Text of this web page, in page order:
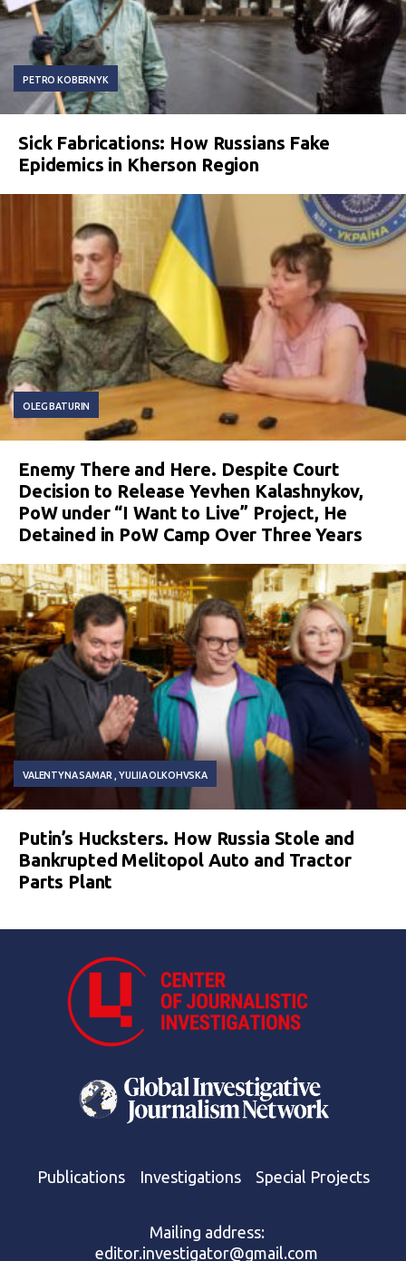
PETRO KOBERNYK
Sick Fabrications: How Russians Fake
Epidemics in Kherson Region
OLEG BATURIN
Enemy There and Here. Despite Court
Decision to Release Yevhen Kalashnykov,
PoW under “I Want to Live” Project, He
Detained in PoW Camp Over Three Years
VALENTYNA SAMAR YULIIA OLKOHVSKA
Putin’s Hucksters. How Russia Stole and
Bankrupted Melitopol Auto and Tractor
Parts Plant
Publications Investigations Special Projects
Mailing address:
editor.investigator@gmail.com